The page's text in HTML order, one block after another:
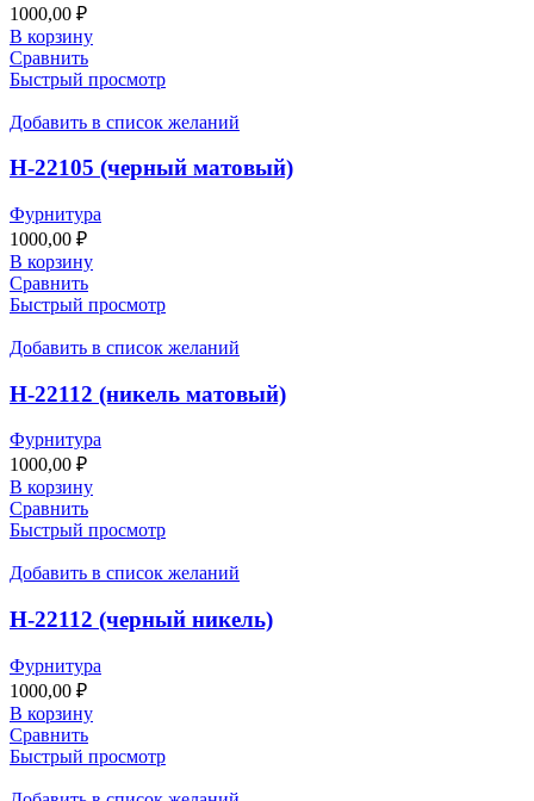
1000,00 ₽
В корзину
Сравнить
Быстрый просмотр
Добавить в список желаний
Н-22105 (черный матовый)
Фурнитура
1000,00 ₽
В корзину
Сравнить
Быстрый просмотр
Добавить в список желаний
Н-22112 (никель матовый)
Фурнитура
1000,00 ₽
В корзину
Сравнить
Быстрый просмотр
Добавить в список желаний
Н-22112 (черный никель)
Фурнитура
1000,00 ₽
В корзину
Сравнить
Быстрый просмотр